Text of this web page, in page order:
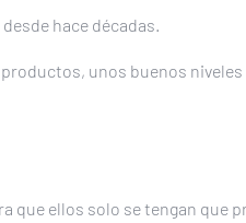
hace décadas.
unos buenos
que ellos solo se tengan que